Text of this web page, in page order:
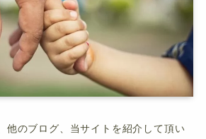
他のブログ、当サイトを紹介して頂い